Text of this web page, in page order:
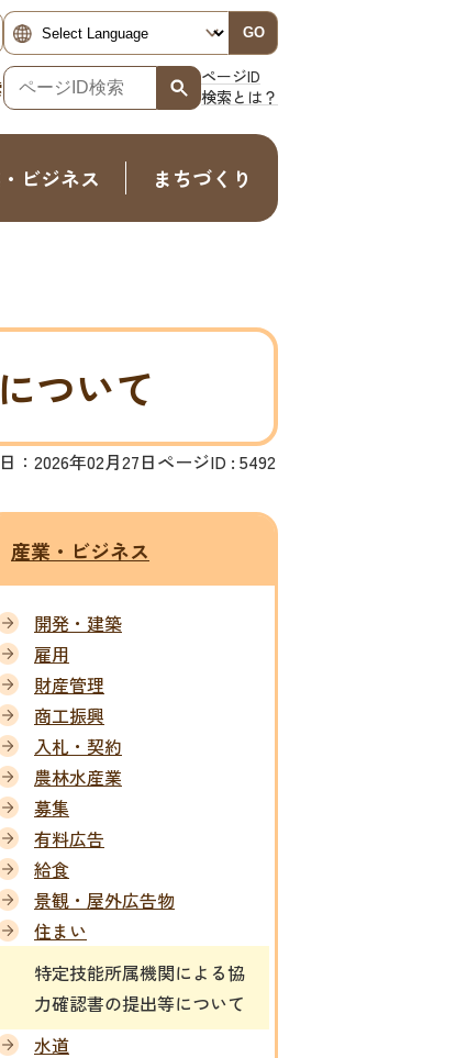
GO
ページID
検索とは？
ビジネス まちづくり
ついて
：2026年02月27日ページID : 5492
産業・ビジネス
開発・建築
雇用
財産管理
商工振興
入札・契約
農林水産業
募集
有料広告
給食
景観・屋外広告物
住まい
特定技能所属機関による協
力確認書の提出等について
水道